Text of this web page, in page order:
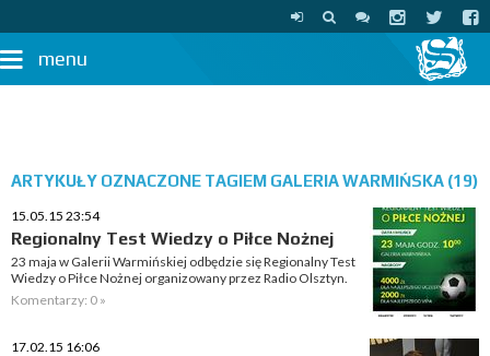
menu
ARTYKUŁY OZNACZONE TAGIEM GALERIA WARMIŃSKA (19)
15.05.15 23:54
Regionalny Test Wiedzy o Piłce Nożnej
23 maja w Galerii Warmińskiej odbędzie się Regionalny Test
Wiedzy o Piłce Nożnej organizowany przez Radio Olsztyn.
Komentarzy: 0 »
17.02.15 16:06